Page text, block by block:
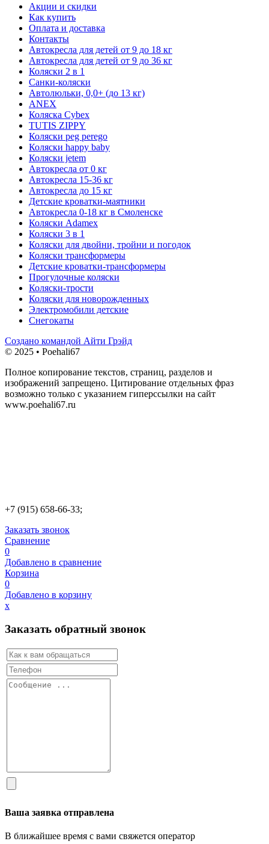
Акции и скидки
Как купить
Оплата и доставка
Контакты
Автокресла для детей от 9 до 18 кг
Автокресла для детей от 9 до 36 кг
Коляски 2 в 1
Санки-коляски
Автолюльки, 0,0+ (до 13 кг)
ANEX
Коляска Cybex
TUTIS ZIPPY
Коляски peg perego
Коляски happy baby
Коляски jetem
Автокресла от 0 кг
Автокресла 15-36 кг
Автокресла до 15 кг
Детские кроватки-маятники
Автокресла 0-18 кг в Смоленске
Коляски Adamex
Коляски 3 в 1
Коляски для двойни, тройни и погодок
Коляски трансформеры
Детские кроватки-трансформеры
Прогулочные коляски
Коляски-трости
Коляски для новорожденных
Электромобили детские
Снегокаты
Создано командой Айти Грэйд
© 2025 • Poehali67
Полное копирование текстов, страниц, разделов и
изображений запрещено. Цитирование отдельных фраз
возможно только с указанием гиперссылки на сайт
www.poehali67.ru
+7 (915) 658-66-33;
Заказать звонок
Сравнение
0
Добавлено в сравнение
Корзина
0
Добавлено в корзину
х
Заказать обратный звонок
Ваша заявка отправлена
В ближайшее время с вами свяжется оператор